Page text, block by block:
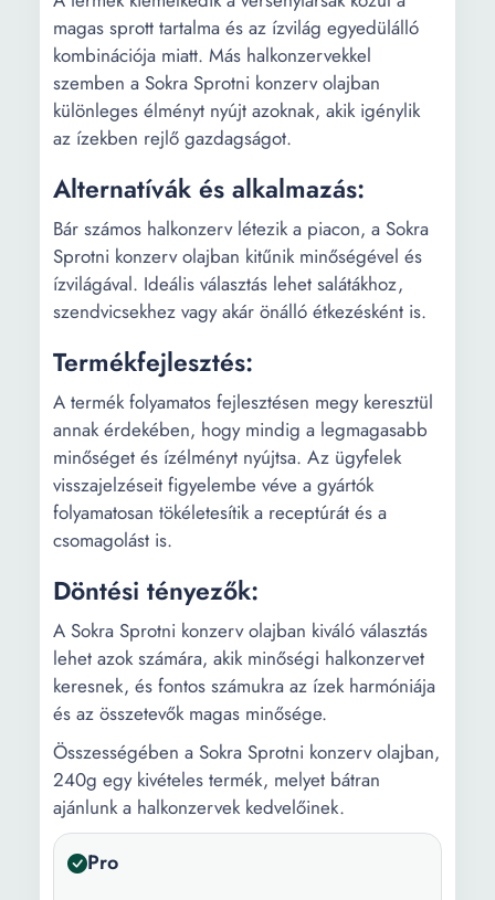
magas sprott tartalma és az ízvilág egyedülálló
kombinációja miatt. Más halkonzervekkel
szemben a Sokra Sprotni konzerv olajban
különleges élményt nyújt azoknak, akik igénylik
az ízekben rejlő gazdagságot.
Alternatívák és alkalmazás:
Bár számos halkonzerv létezik a piacon, a Sokra
Sprotni konzerv olajban kitűnik minőségével és
ízvilágával. Ideális választás lehet salátákhoz,
szendvicsekhez vagy akár önálló étkezésként is.
Termékfejlesztés:
A termék folyamatos fejlesztésen megy keresztül
annak érdekében, hogy mindig a legmagasabb
minőséget és ízélményt nyújtsa. Az ügyfelek
visszajelzéseit figyelembe véve a gyártók
folyamatosan tökéletesítik a receptúrát és a
csomagolást is.
Döntési tényezők:
A Sokra Sprotni konzerv olajban kiváló választás
lehet azok számára, akik minőségi halkonzervet
keresnek, és fontos számukra az ízek harmóniája
és az összetevők magas minősége.
Összességében a Sokra Sprotni konzerv olajban,
240g egy kivételes termék, melyet bátran
ajánlunk a halkonzervek kedvelőinek.
Pro